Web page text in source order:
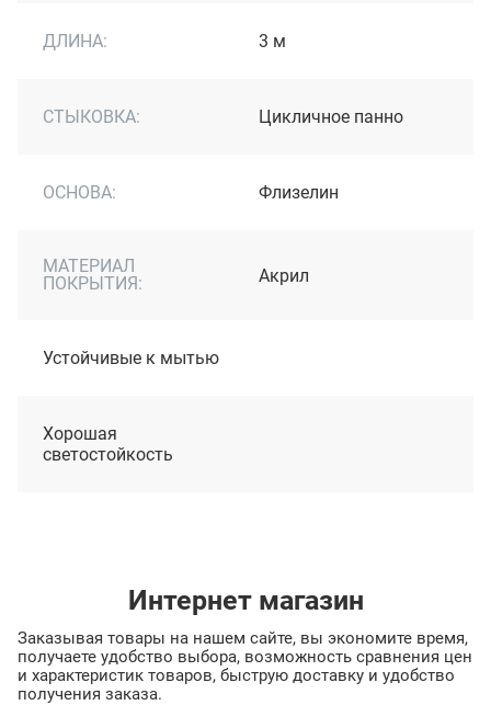
ДЛИНА: 3 м
СТЫКОВКА: Цикличное панно
ОСНОВА: Флизелин
МАТЕРИАЛ
ПОКРЫТИЯ:
Акрил
Устойчивые к мытью
Хорошая
светостойкость
Интернет магазин
Заказывая товары на нашем сайте, вы экономите время,
получаете удобство выбора, возможность сравнения цен
и характеристик товаров, быструю доставку и удобство
получения заказа.